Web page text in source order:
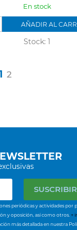
En stock
AÑADIR AL
Stock: 1
2
periódicas y actividades por
y oposición, así como otros. +
más detallada en nuestra